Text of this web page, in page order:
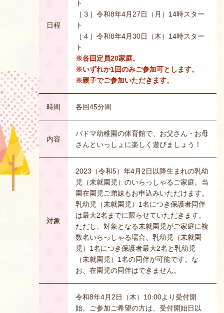
日程
ト
［３］令和8年4月27日（月）14時スター
ト
［４］令和8年4月30日（木）14時スター
ト
※各回定員20家庭。
※いずれか1回のみご参加可とします。
※親子でご参加いただきます。
時間 各回45分間
内容
パドマ幼稚園の体育館で、お父さん・お母
さんといっしょに楽しく遊びましょう！
対象
2023（令和5）年4月2日以降生まれの乳幼
児（未就園児）のいらっしゃるご家庭。当
園在園児ご弟妹もお申込みいただけます。
乳幼児（未就園児）1名につき保護者同伴
は最大2名までに限らせていただきます。
ただし、対象となる未就園児がご家庭に複
数名いらっしゃる場合、乳幼児（未就園
児）1名につき保護者最大2名と乳幼児
（未就園児）1名の同伴が可能です。な
お、在園児の同伴はできません。
令和8年4月2日（木）10:00より受付開
始。ご参加ご希望の方は、受付開始日以